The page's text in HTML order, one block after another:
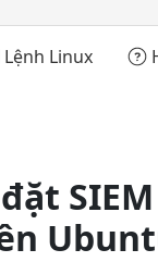
Lệnh Linux